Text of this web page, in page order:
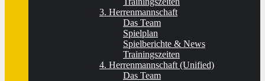
3. Herrenmannschaft
Das Team
Spielplan
Spielberichte & News
Trainingszeiten
4. Herrenmannschaft (Unified)
Das Team